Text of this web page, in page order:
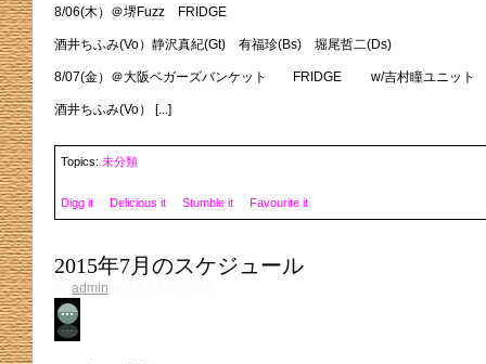
8/06(木）＠堺Fuzz FRIDGE
酒井ちふみ(Vo）静沢真紀(Gt) 有福珍(Bs) 堀尾哲二(Ds)
8/07(金）＠大阪ベガーズバンケット FRIDGE w/吉村瞳ユニット
酒井ちふみ(Vo） [...]
Topics: 未分類
Digg it Delicious it Stumble it Favourite it
2015年7月のスケジュール
admin